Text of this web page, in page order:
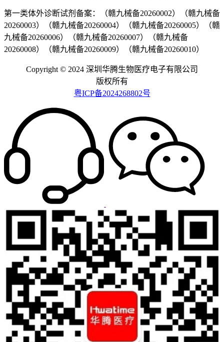
第一类体外诊断试剂备案：（赣九械备20260002）（赣九械备
20260003）（赣九械备20260004）（赣九械备20260005）（赣
九械备20260006）（赣九械备20260007）（赣九械备
20260008）（赣九械备20260009）（赣九械备20260010）
Copyright © 2024 深圳华腾生物医疗电子有限公司
版权所有
粤ICP备2024268802号